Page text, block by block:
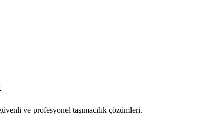
ve profesyonel taşımacılık çözümleri.